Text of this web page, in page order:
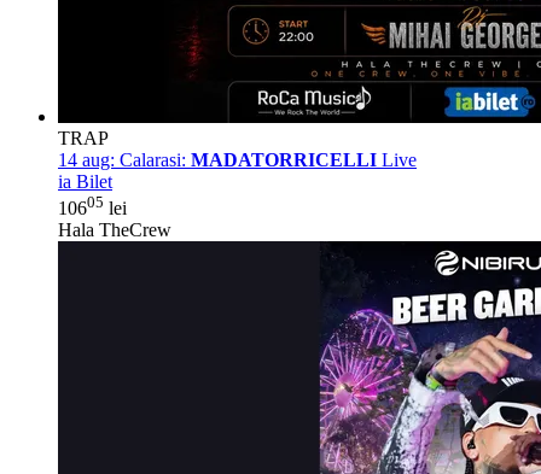
TRAP
14 aug: Calarasi: MADATORRICELLI Live
ia Bilet
10605 lei
Hala TheCrew